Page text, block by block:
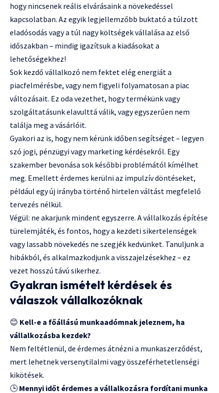
hogy nincsenek reális elvárásaink a növekedéssel
kapcsolatban. Az egyik legjellemzőbb buktató a túlzott
eladósodás vagy a túl nagy költségek vállalása az első
időszakban – mindig igazítsuk a kiadásokat a
lehetőségekhez!
Sok kezdő vállalkozó nem fektet elég energiát a
piacfelmérésbe, vagy nem figyeli folyamatosan a piac
változásait. Ez oda vezethet, hogy termékünk vagy
szolgáltatásunk elavulttá válik, vagy egyszerűen nem
találja meg a vásárlóit.
Gyakori az is, hogy nem kérünk időben segítséget – legyen
szó jogi, pénzügyi vagy marketing kérdésekről. Egy
szakember bevonása sok későbbi problémától kímélhet
meg. Emellett érdemes kerülni az impulzív döntéseket,
például egy új irányba történő hirtelen váltást megfelelő
tervezés nélkül.
Végül: ne akarjunk mindent egyszerre. A vállalkozás építése
türelemjáték, és fontos, hogy a kezdeti sikertelenségek
vagy lassabb növekedés ne szegjék kedvünket. Tanuljunk a
hibákból, és alkalmazkodjunk a visszajelzésekhez – ez
vezet hosszú távú sikerhez.
Gyakran ismételt kérdések és
válaszok vállalkozóknak
😊 Kell-e a főállású munkaadómnak jeleznem, ha
vállalkozásba kezdek?
Nem feltétlenül, de érdemes átnézni a munkaszerződést,
mert lehetnek versenytilalmi vagy összeférhetetlenségi
kikötések.
🕒 Mennyi időt érdemes a vállalkozásra fordítani munka